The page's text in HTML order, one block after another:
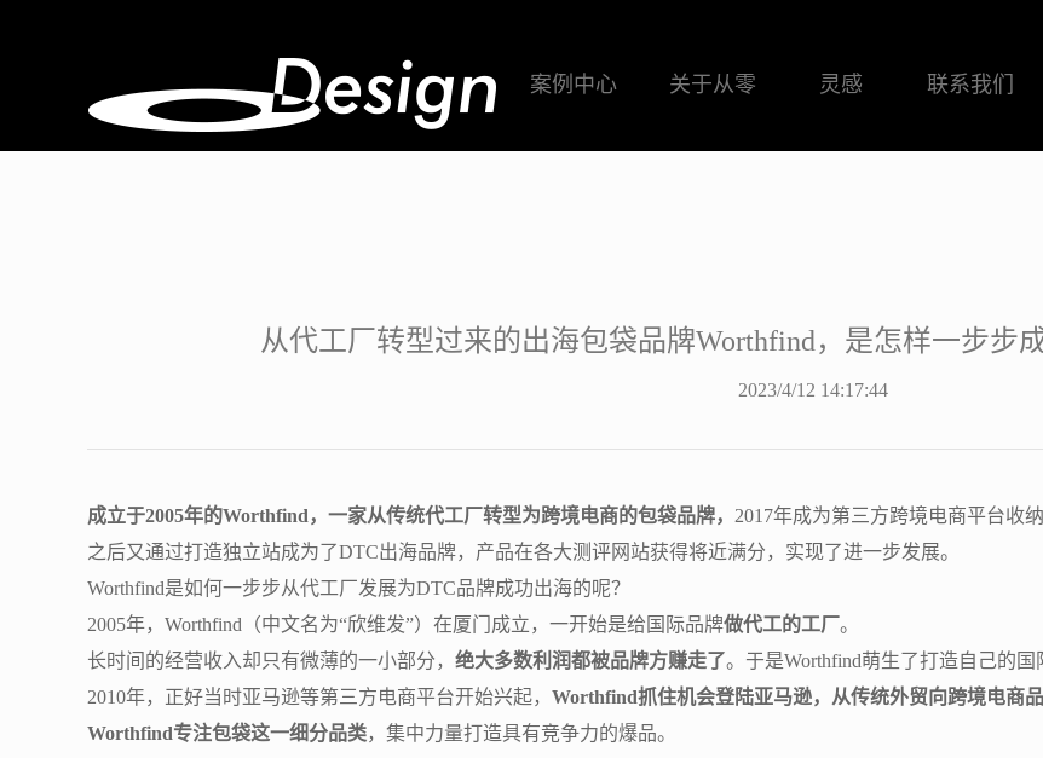
案例中心 关于从零 灵感 联系我们
从代工厂转型过来的出海包袋品牌Worthfind，是怎样一步步
2023/4/12 14:17:44
成立于2005年的Worthfind，一家从传统代工厂转型为跨境电商的包袋品牌， 2017年成为第三方跨境电商平台收
之后又通过打造独立站成为了DTC出海品牌，产品在各大测评网站获得将近满分，实现了进一步发展。
Worthfind是如何一步步从代工厂发展为DTC品牌成功出海的呢？
2005年，Worthfind（中文名为“欣维发”）在厦门成立，一开始是给国际品牌做代工的工厂。
长时间的经营收入却只有微薄的一小部分， 绝大多数利润都被品牌方赚走了。于是Worthfind萌生了打造自己的国
2010年，正好当时亚马逊等第三方电商平台开始兴起， Worthfind抓住机会登陆亚马逊，从传统外贸向跨境电商品
Worthfind专注包袋这一细分品类，集中力量打造具有竞争力的爆品。